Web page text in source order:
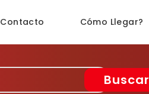
Contacto Cómo Llegar?
Buscar